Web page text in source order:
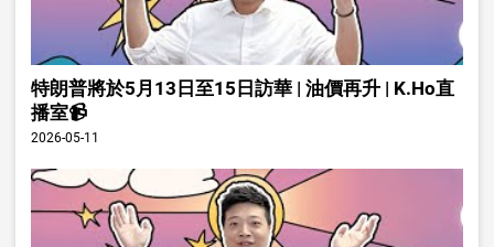
特朗普將於5月13日至15日訪華 | 油價再升 | K.Ho直
播室📹
2026-05-11